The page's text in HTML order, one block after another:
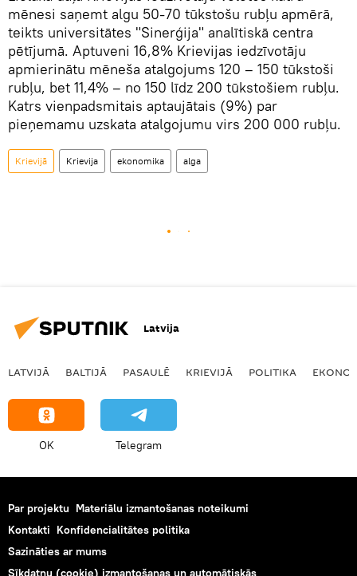
mēnesi saņemt algu 50-70 tūkstošu rubļu apmērā,
teikts universitātes "Sinerģija" analītiskā centra
pētījumā. Aptuveni 16,8% Krievijas iedzīvotāju
apmierinātu mēneša atalgojums 120 – 150 tūkstoši
rubļu, bet 11,4% – no 150 līdz 200 tūkstošiem rubļu.
Katrs vienpadsmitais aptaujātais (9%) par
pieņemamu uzskata atalgojumu virs 200 000 rubļu.
Krievijā Krievija ekonomika alga
Latvija
LATVIJĀ BALTIJĀ PASAULĒ KRIEVIJĀ POLITIKA
OK Telegram
Par projektu Materiālu izmantošanas noteikumi
Kontakti Konfidencialitātes politika
Sazināties ar mums
Sīkdatņu (cookie) izmantošanas un automātiskās